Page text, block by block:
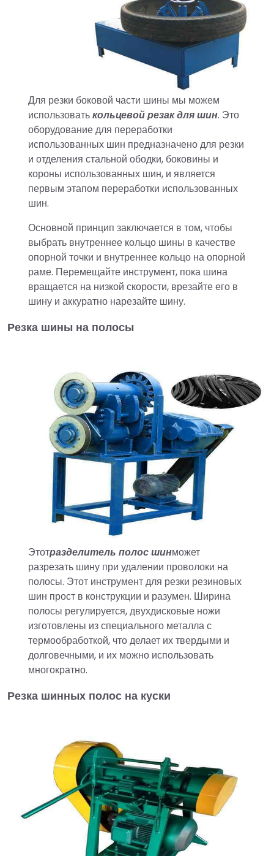
Для резки боковой части шины мы можем
использоватькольцевой резак для шин. Это
оборудование для переработки
использованных шин предназначено для резки
и отделения стальной ободки, боковины и
короны использованных шин, и является
первым этапом переработки использованных
шин.
Основной принцип заключается в том, чтобы
выбрать внутреннее кольцо шины в качестве
опорной точки и внутреннее кольцо на опорной
раме. Перемещайте инструмент, пока шина
вращается на низкой скорости, врезайте его в
шину и аккуратно нарезайте шину.
Резка шины на полосы
Этотразделитель полос шинможет
разрезать шину при удалении проволоки на
полосы. Этот инструмент для резки резиновых
шин прост в конструкции и разумен. Ширина
полосы регулируется, двухдисковые ножи
изготовлены из специального металла с
термообработкой, что делает их твердыми и
долговечными, и их можно использовать
многократно.
Резка шинных полос на куски